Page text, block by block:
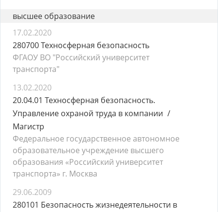
высшее образование
17.02.2020
280700 Техносферная безопасность
ФГАОУ ВО "Российский университет
транспорта"
13.02.2020
20.04.01 Техносферная безопасность.
Управление охраной труда в компании
Магистр
Федеральное государственное автономное
образовательное учреждение высшего
образования «Российский университет
транспорта» г. Москва
29.06.2009
280101 Безопасность жизнедеятельности в